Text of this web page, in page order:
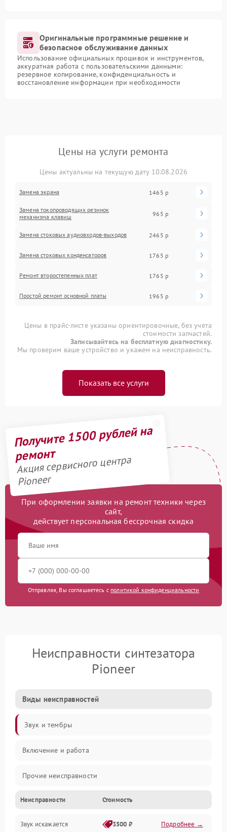
Оригинальные программные решение и
безопасное обслуживание данных
Использование официальных прошивок и инструментов,
аккуратная работа с пользовательскими данными:
резервное копирование, конфиденциальность и
восстановление информации при необходимости
Цены на услуги ремонта
Цены актуальны на текущую дату 10.08.2026
Замена экрана 1465 р
Замена токопроводящих резинок
механизма клавиш
965 р
Замена стоковых аудиовходов-выходов 2465 р
Замена стоковых конденсаторов 1765 р
Ремонт второстепенных плат 1765 р
Простой ремонт основной платы 1965 р
Цены в прайс-листе указаны ориентировочные, без учета
стоимости запчастей.
Записывайтесь на бесплатную диагностику.
Мы проверим ваше устройство и укажем на неисправность.
Показать все услуги
Получите 1500 рублей на
ремонт
Акция сервисного центра
Pioneer
При оформлении заявки на ремонт техники через
сайт,
действует персональная бессрочная скидка
Отправляя, Вы соглашаетесь с политикой конфиденциальности
Неисправности синтезатора
Pioneer
Виды неисправностей
Звук и тембры
Включение и работа
Прочие неисправности
Управление и электроника
Клавиатура
Неисправности Стоимость
Звук искажается 3500 ₽ Подробнее →